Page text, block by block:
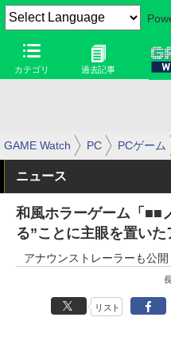
カテゴリ 過去記事
GAME Watch PC PCゲーム
ニュース
和風ホラーゲーム「■■
る”ことに主眼を置い
アナウンストレーラーも公開
リスト